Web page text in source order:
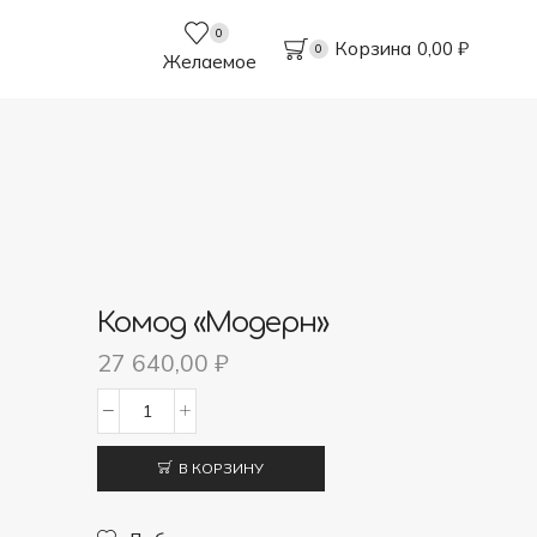
0
Желаемое
0 Корзина 0,00 ₽
Комод «Модерн»
27 640,00₽
товара
Комод
"Модерн"
В КОРЗИНУ